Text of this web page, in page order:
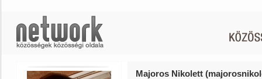
Majoros Nikolett